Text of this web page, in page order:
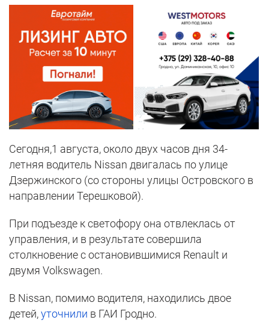
Сегодня,1 августа, около двух часов дня 34-
летняя водитель Nissan двигалась по улице
Дзержинского (со стороны улицы Островского в
направлении Терешковой).
При подъезде к светофору она отвлеклась от
управления, и в результате совершила
столкновение с остановившимися Renault и
двумя Volkswagen.
В Nissan, помимо водителя, находились двое
детей,уточнили в ГАИ Гродно.